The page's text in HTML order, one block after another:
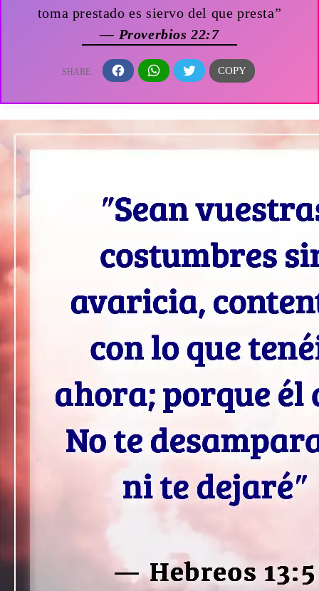
toma prestado es siervo del que presta”
— Proverbios 22:7